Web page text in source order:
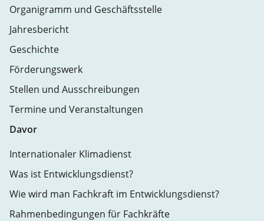
Organigramm und Geschäftsstelle
Jahresbericht
Geschichte
Förderungswerk
Stellen und Ausschreibungen
Termine und Veranstaltungen
Davor
Internationaler Klimadienst
Was ist Entwicklungsdienst?
Wie wird man Fachkraft im Entwicklungsdienst?
Rahmenbedingungen für Fachkräfte